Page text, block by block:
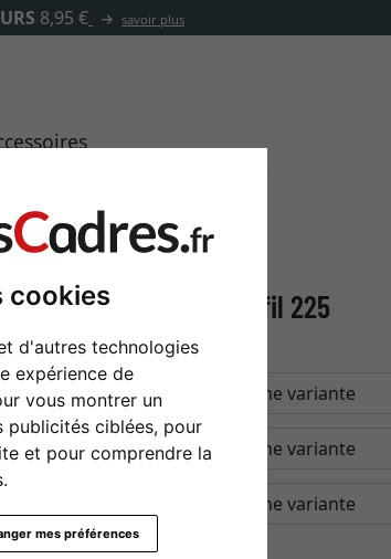
cookies
d'autres technologies
expérience de
vous montrer un
publicités ciblées, pour
et pour comprendre la
mes préférences
au choix
Cadre en aluminium profil 225
format
couleur